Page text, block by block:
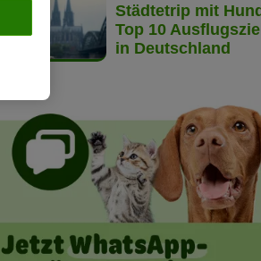
Städtetrip mit
Top 10
in Deutschland